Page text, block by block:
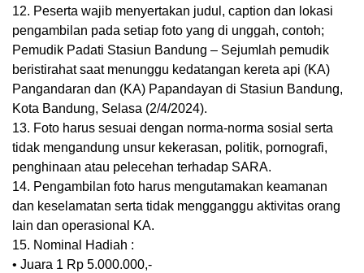
12. Peserta wajib menyertakan judul, caption dan lokasi
pengambilan pada setiap foto yang di unggah, contoh;
Pemudik Padati Stasiun Bandung – Sejumlah pemudik
beristirahat saat menunggu kedatangan kereta api (KA)
Pangandaran dan (KA) Papandayan di Stasiun Bandung,
Kota Bandung, Selasa (2/4/2024).
13. Foto harus sesuai dengan norma-norma sosial serta
tidak mengandung unsur kekerasan, politik, pornografi,
penghinaan atau pelecehan terhadap SARA.
14. Pengambilan foto harus mengutamakan keamanan
dan keselamatan serta tidak mengganggu aktivitas orang
lain dan operasional KA.
15. Nominal Hadiah :
• Juara 1 Rp 5.000.000,-